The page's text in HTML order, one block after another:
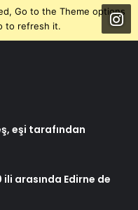
Go to the Theme options
to refresh it.
eşi tarafından
ili arasında Edirne de